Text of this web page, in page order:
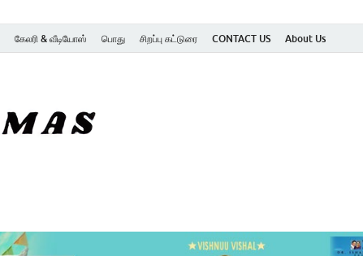
கேலரி & வீடியோஸ் பொது சிறப்பு கட்டுரை CONTACT US About Us